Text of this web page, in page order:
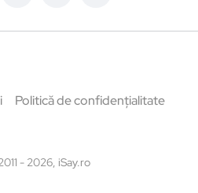
Politică de confidențialitate
- 2026, iSay.ro